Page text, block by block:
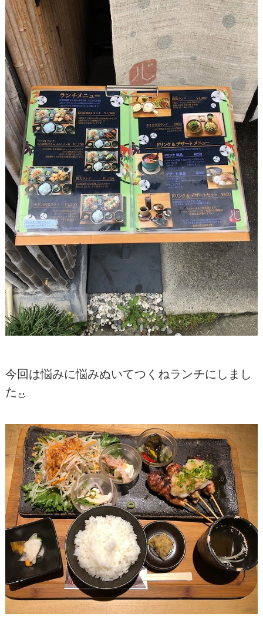
今回は悩みに悩みぬいてつくねランチにしまし
た